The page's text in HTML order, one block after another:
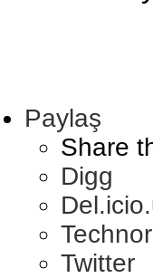
Paylaş
Share
Digg
Twitter